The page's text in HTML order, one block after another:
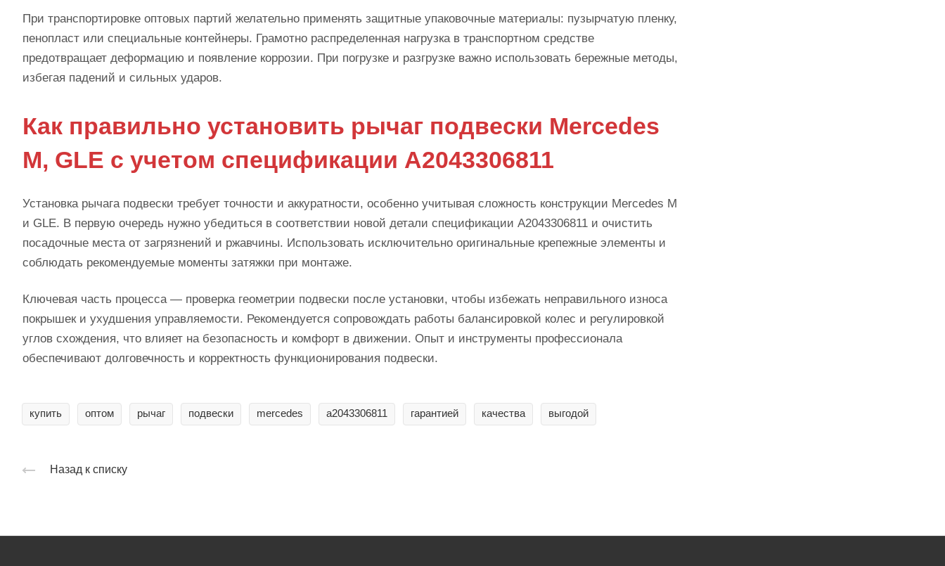
При транспортировке оптовых партий желательно применять защитные упаковочные материалы: пузырчатую пленку,
пенопласт или специальные контейнеры. Грамотно распределенная нагрузка в транспортном средстве
предотвращает деформацию и появление коррозии. При погрузке и разгрузке важно использовать бережные методы,
избегая падений и сильных ударов.
Как правильно установить рычаг подвески Mercedes
M, GLE с учетом спецификации A2043306811
Установка рычага подвески требует точности и аккуратности, особенно учитывая сложность конструкции Mercedes M
и GLE. В первую очередь нужно убедиться в соответствии новой детали спецификации A2043306811 и очистить
посадочные места от загрязнений и ржавчины. Использовать исключительно оригинальные крепежные элементы и
соблюдать рекомендуемые моменты затяжки при монтаже.
Ключевая часть процесса — проверка геометрии подвески после установки, чтобы избежать неправильного износа
покрышек и ухудшения управляемости. Рекомендуется сопровождать работы балансировкой колес и регулировкой
углов схождения, что влияет на безопасность и комфорт в движении. Опыт и инструменты профессионала
обеспечивают долговечность и корректность функционирования подвески.
купить оптом рычаг подвески mercedes a2043306811 гарантией качества выгодой
Назад к списку